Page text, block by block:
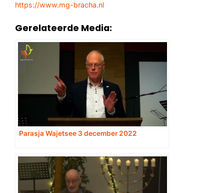
https://www.mg-bracha.nl
Gerelateerde Media:
Parasja Wajetsee 3 december 2022